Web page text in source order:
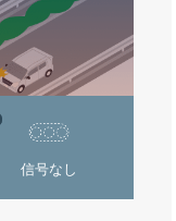
信号なし